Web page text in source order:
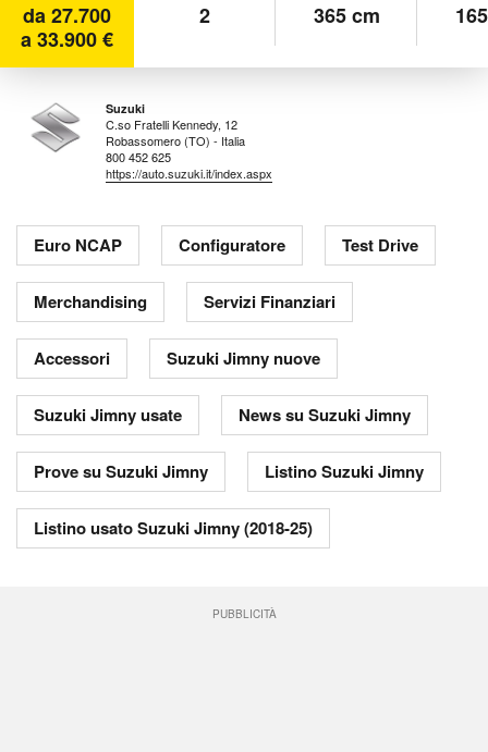
da 27.700
a 33.900 €
2 365 cm
Suzuki
C.so Fratelli Kennedy, 12
Robassomero (TO) - Italia
800 452 625
https://auto.suzuki.it/index.aspx
Euro NCAP Configuratore Test Drive
Merchandising Servizi Finanziari
Accessori Suzuki Jimny nuove
Suzuki Jimny usate News su Suzuki Jimny
Prove su Suzuki Jimny Listino Suzuki Jimny
Listino usato Suzuki Jimny (2018-25)
PUBBLICITÀ